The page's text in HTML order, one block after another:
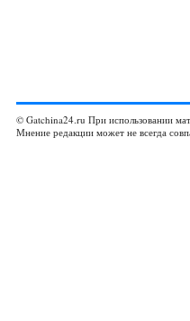
© Gatchina24.ru При использовании
Мнение редакции может не всегда